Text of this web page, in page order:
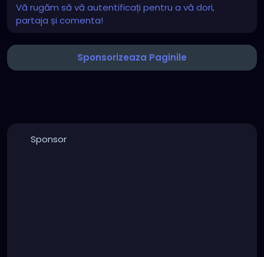
Vă rugăm să vă autentificați pentru a vă dori,
partaja și comenta!
Sponsorizeaza Paginile
Sponsor